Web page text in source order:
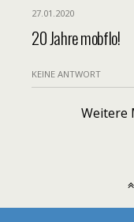
27.01.2020
20 Jahre mobflo!
KEINE ANTWORT
Weitere